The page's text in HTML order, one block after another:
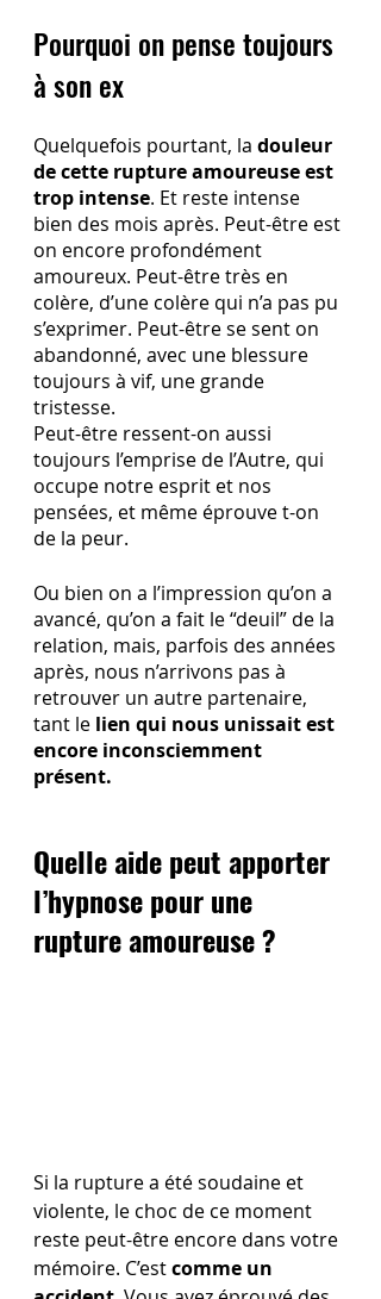
Pourquoi on pense toujours
à son ex
Quelquefois pourtant, la douleur
de cette rupture amoureuse est
trop intense. Et reste intense
bien des mois après. Peut-être est
on encore profondément
amoureux. Peut-être très en
colère, d’une colère qui n’a pas pu
s’exprimer. Peut-être se sent on
abandonné, avec une blessure
toujours à vif, une grande
tristesse.
Peut-être ressent-on aussi
toujours l’emprise de l’Autre, qui
occupe notre esprit et nos
pensées, et même éprouve t-on
de la peur.
Ou bien on a l’impression qu’on a
avancé, qu’on a fait le “deuil” de la
relation, mais, parfois des années
après, nous n’arrivons pas à
retrouver un autre partenaire,
tant le lien qui nous unissait est
encore inconsciemment
présent.
Quelle aide peut apporter
l’hypnose pour une
rupture amoureuse ?
Si la rupture a été soudaine et
violente, le choc de ce moment
reste peut-être encore dans votre
mémoire. C’est comme un